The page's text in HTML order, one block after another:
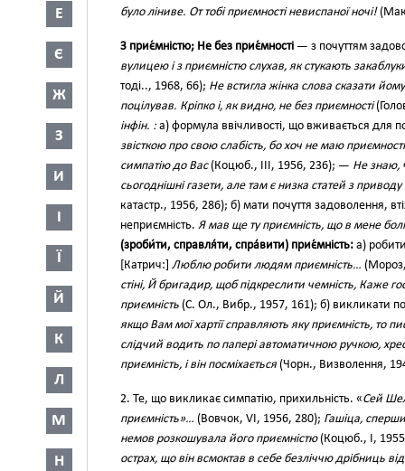
Е
Є
Ж
З
И
І
Ї
Й
К
Л
М
Н
було ліниве. От тобі приємності невиспаної ночі!
З приє́мністю; Не без приє́мності — з почуттям
вулицею і з приємністю слухав, як стукають
тоді.., 1968, 66); Не встигла жінка слова сказати
поцілував. Кріпко і, як видно, не без приємності
інфін. : а) формула ввічливості, що вживається для
звісткою про свою слабість, бо хоч не маю
симпатію до Вас(Коцюб., III, 1956, 236); — Не знаю,
сьогоднішні газети, але там є низка статей з
катастр., 1956, 286); б) мати почуття задоволення,
неприємність. Я мав ще ту приємність, що в мене
(зроби́ти, справля́ти, спра́вити) приє́мність: а)
[Катрич:] Люблю робити людям приємність…
стіні, Й бригадир, щоб підкреслити чемність, Каже
приємність (С. Ол., Вибр., 1957, 161); б) викликати
якщо Вам мої хартії справляють яку приємність, то
слідчий водить по папері автоматичною ручкою,
приємність, і він посміхається (Чорн., Визволення,
2. Те, що викликає симпатію, прихильність. «Сей
приємність»… (Вовчок, VI, 1956, 280); Гашіца,
немов розкошувала його приємністю(Коцюб., І, 1955,
острах, що він всмоктав в себе безліччю дрібниць